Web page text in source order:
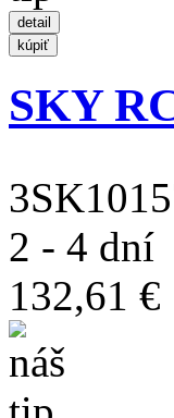
SKY
2 - 4 dní
132,61 €